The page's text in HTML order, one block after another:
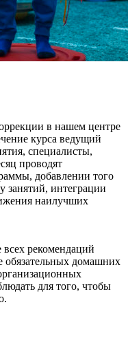
в нашем центре
курса ведущий
специалисты,
проводят
добавлении того
занятий, интеграции
наилучших
рекомендаций
обязательных домашних
для того, чтобы